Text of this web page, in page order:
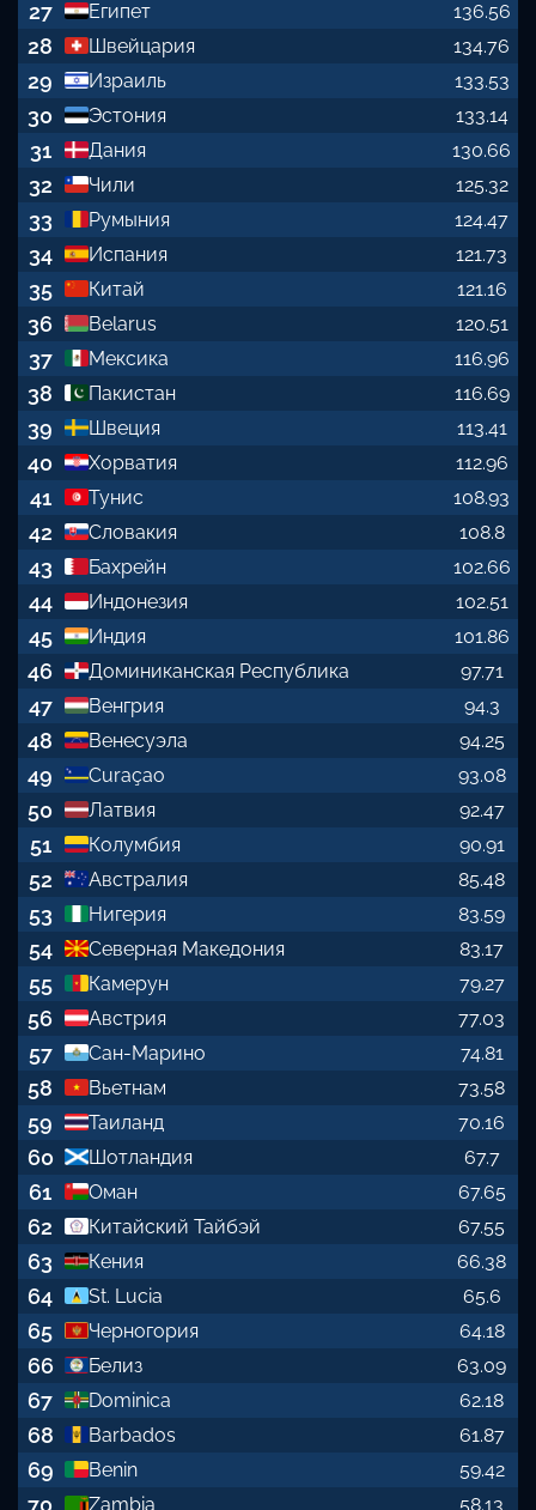
27 Египет 136.56
28 Швейцария 134.76
29 Израиль 133.53
30 Эстония 133.14
31 Дания 130.66
32 Чили 125.32
33 Румыния 124.47
34 Испания 121.73
35 Китай 121.16
36 Belarus 120.51
37 Мексика 116.96
38 Пакистан 116.69
39 Швеция 113.41
40 Хорватия 112.96
41 Тунис 108.93
42 Словакия 108.8
43 Бахрейн 102.66
44 Индонезия 102.51
45 Индия 101.86
46 Доминиканская Республика 97.71
47 Венгрия 94.3
48 Венесуэла 94.25
49 Curaçao 93.08
50 Латвия 92.47
51 Колумбия 90.91
52 Австралия 85.48
53 Нигерия 83.59
54 Северная Македония 83.17
55 Камерун 79.27
56 Австрия 77.03
57 Сан-Марино 74.81
58 Вьетнам 73.58
59 Таиланд 70.16
60 Шотландия 67.7
61 Оман 67.65
62 Китайский Тайбэй 67.55
63 Кения 66.38
64 St. Lucia 65.6
65 Черногория 64.18
66 Белиз 63.09
67 Dominica 62.18
68 Barbados 61.87
69 Benin 59.42
70 Zambia 58.13